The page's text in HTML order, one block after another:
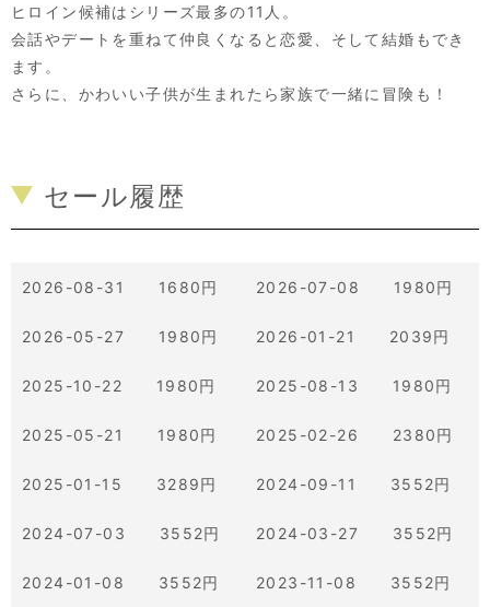
ヒロイン候補はシリーズ最多の11人。
会話やデートを重ねて仲良くなると恋愛、そして結婚もでき
ます。
さらに、かわいい子供が生まれたら家族で一緒に冒険も！
セール履歴
2026-08-31 1680円 2026-07-08 1980円
2026-05-27 1980円 2026-01-21 2039円
2025-10-22 1980円 2025-08-13 1980円
2025-05-21 1980円 2025-02-26 2380円
2025-01-15 3289円 2024-09-11 3552円
2024-07-03 3552円 2024-03-27 3552円
2024-01-08 3552円 2023-11-08 3552円